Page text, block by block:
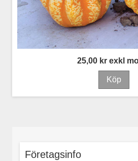
25,00 kr exkl
Företagsinfo